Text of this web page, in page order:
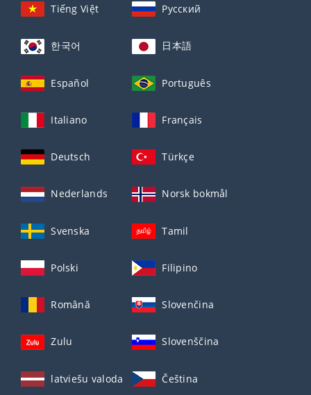
Tiếng Việt Русский
한국어 日本語
Español Português
Italiano Français
Deutsch Türkçe
Nederlands Norsk bokmål
Svenska Tamil
Polski Filipino
Română Slovenčina
Zulu Slovenščina
latviešu valoda Čeština